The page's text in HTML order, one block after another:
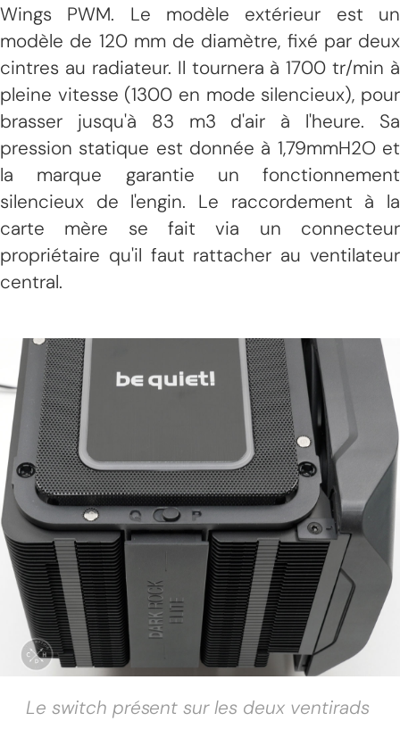
Wings PWM. Le modèle extérieur est un
modèle de 120 mm de diamètre, fixé par deux
cintres au radiateur. Il tournera à 1700 tr/min à
pleine vitesse (1300 en mode silencieux), pour
brasser jusqu'à 83 m3 d'air à l'heure. Sa
pression statique est donnée à 1,79mmH2O et
la marque garantie un fonctionnement
silencieux de l'engin. Le raccordement à la
carte mère se fait via un connecteur
propriétaire qu'il faut rattacher au ventilateur
central.
Le switch présent sur les deux ventirads